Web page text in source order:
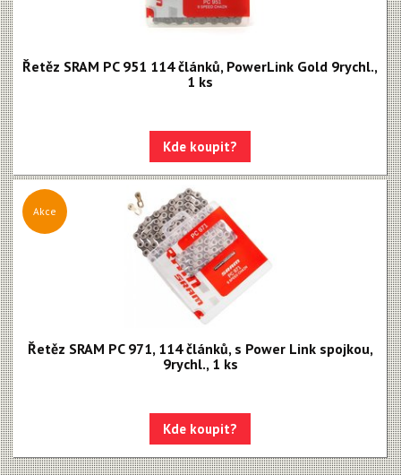
XPLR AXS
Red eTap
Rival 1
Řetěz SRAM PC 951 114 článků, PowerLink Gold 9rychl.,
1 ks
Kde koupit?
Akce
Řetěz SRAM PC 971, 114 článků, s Power Link spojkou,
9rychl., 1 ks
Kde koupit?